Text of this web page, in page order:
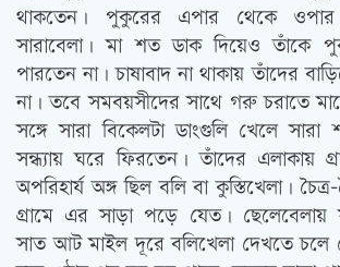
থাকতেন। পুকুরের এপার থেকে ওপার
সারাবেলা। মা শত ডাক দিয়েও তাঁকে
পারতেন না। চাষাবাদ না থাকায় তাঁদের
না। তবে সমবয়সীদের সাথে গরু চরাতে
সঙ্গে সারা বিকেলটা ডাংগুলি খেলে সারা
সন্ধ্যায় ঘরে ফিরতেন। তাঁদের এলাকায়
অপরিহার্য অঙ্গ ছিল বলি বা কুস্তিখেলা।
গ্রামে এর সাড়া পড়ে যেত। ছেলেবেলায়
সাত আট মাইল দূরে বলিখেলা দেখতে